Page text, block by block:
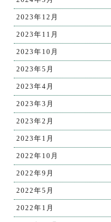
2023年12月
2023年11月
2023年10月
2023年5月
2023年4月
2023年3月
2023年2月
2023年1月
2022年10月
2022年9月
2022年5月
2022年1月